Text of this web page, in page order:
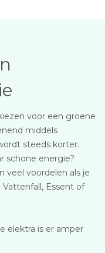
voor een groene
middels
steeds korter.
schone energie?
veel voordelen als je
Essent of
elektra is er amper